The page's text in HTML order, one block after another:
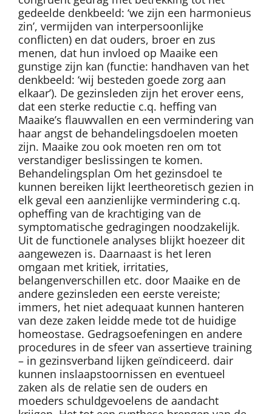
gedeelde denkbeeld: ‘we zijn een harmonieus
zin’, vermijden van interpersoonlijke
conflicten) en dat ouders, broer en zus
menen, dat hun invloed op Maaike een
gunstige zijn kan (functie: handhaven van het
denkbeeld: ‘wij besteden goede zorg aan
elkaar’). De gezinsleden zijn het erover eens,
dat een sterke reductie c.q. heffing van
Maaike’s flauwvallen en een vermindering van
haar angst de behandelingsdoelen moeten
zijn. Maaike zou ook moeten ren om tot
verstandiger beslissingen te komen.
Behandelingsplan Om het gezinsdoel te
kunnen bereiken lijkt leertheoretisch gezien in
elk geval een aanzienlijke vermindering c.q.
opheffing van de krachtiging van de
symptomatische gedragingen noodzakelijk.
Uit de functionele analyses blijkt hoezeer dit
aangewezen is. Daarnaast is het leren
omgaan met kritiek, irritaties,
belangenverschillen etc. door Maaike en de
andere gezinsleden een eerste vereiste;
immers, het niet adequaat kunnen hanteren
van deze zaken leidde mede tot de huidige
homeostase. Gedragsoefeningen en andere
procedures in de sfeer van assertieve training
– in gezinsverband lijken geïndiceerd. dair
kunnen inslaapstoornissen en eventueel
zaken als de relatie sen de ouders en
moeders schuldgevoelens de aandacht